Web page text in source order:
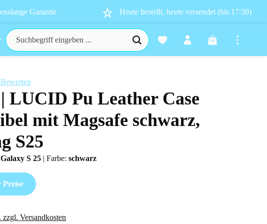
Garantie Heute bestellt, heute versendet (bis 17:30)
Warenkorb
von 0 von 5 Sternen
Bewerten
LUCID Pu Leather Case
mit Magsafe schwarz,
S25
S 25 | Farbe: schwarz
Preise
Versandkosten